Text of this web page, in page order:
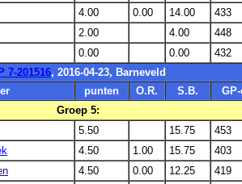
4.00 0.00 14.00
433
2.00 4.00
448
0.00 0.00
432
7-201516, 2016-04-23, Barneveld
punten O.R. S.B.
Groep 5:
5.50 15.75
453
4.50 1.00 15.75
403
4.50 0.00 12.25
419